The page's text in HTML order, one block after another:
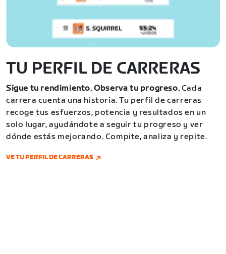
TU PERFIL DE CARRERAS
Sigue tu rendimiento. Observa tu progreso.Cada
carrera cuenta una historia. Tu perfil de carreras
recoge tus esfuerzos, potencia y resultados en un
solo lugar, ayudándote a seguir tu progreso y ver
dónde estás mejorando. Compite, analiza y repite.
VE TU PERFIL DE CARRERAS